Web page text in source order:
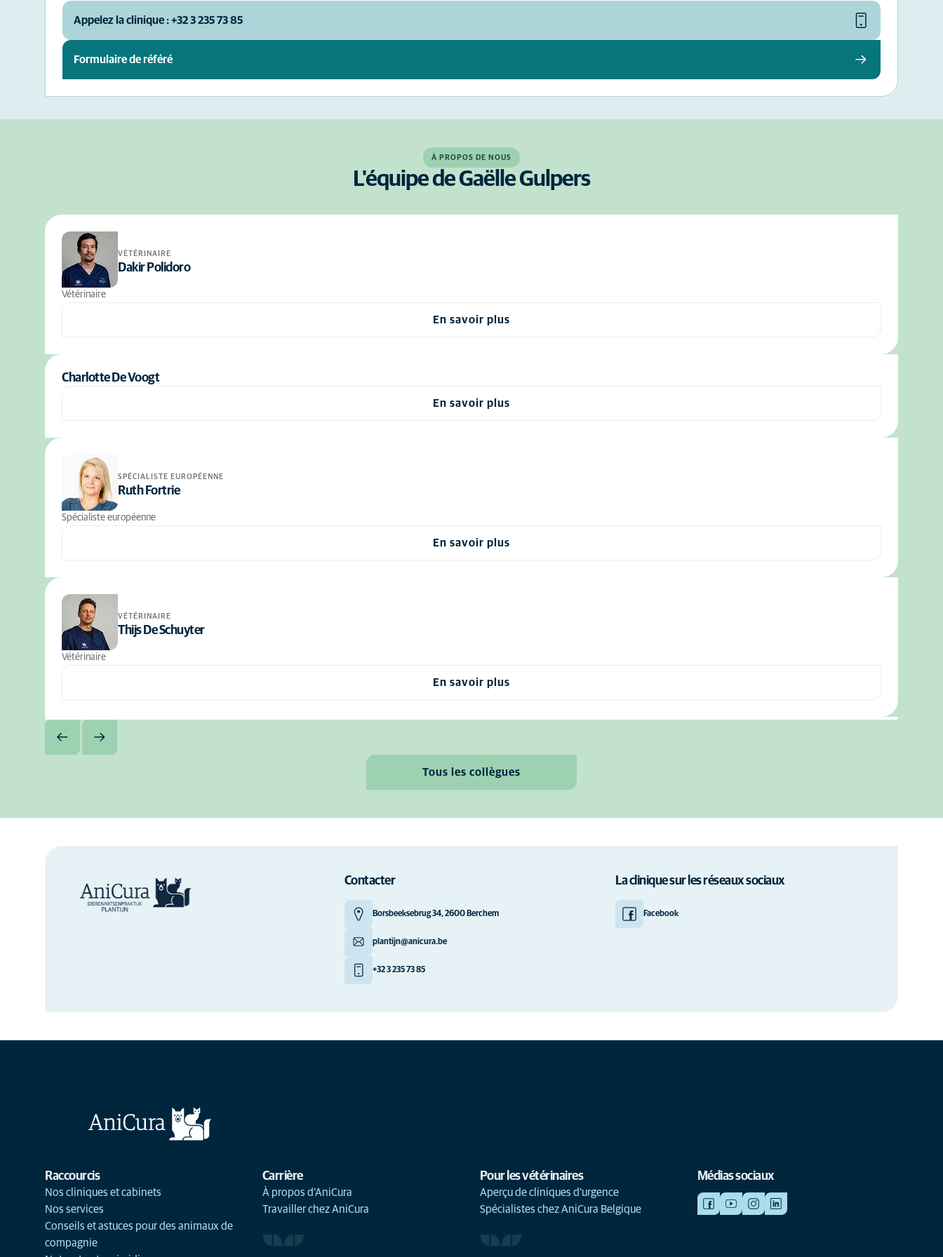
Appelez la clinique : +32 3 235 73 85
Formulaire de référé
À PROPOS DE NOUS
L'équipe de Gaëlle Gulpers
VÉTÉRINAIRE
Dakir Polidoro
Vétérinaire
En savoir plus
Charlotte De Voogt
En savoir plus
SPÉCIALISTE EUROPÉENNE
Ruth Fortrie
Spécialiste européenne
En savoir plus
VÉTÉRINAIRE
Thijs De Schuyter
Vétérinaire
En savoir plus
Tous les collègues
Contacter
Borsbeeksebrug 34, 2600 Berchem
plantijn@anicura.be
+32 3 235 73 85
La clinique sur les réseaux sociaux
Facebook
Raccourcis
Nos cliniques et cabinets
Nos services
Conseils et astuces pour des animaux de
compagnie
Carrière
À propos d’AniCura
Travailler chez AniCura
Pour les vétérinaires
Aperçu de cliniques d'urgence
Spécialistes chez AniCura Belgique
Médias sociaux